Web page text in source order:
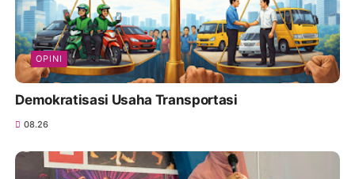
OPINI
Demokratisasi Usaha Transportasi
08.26